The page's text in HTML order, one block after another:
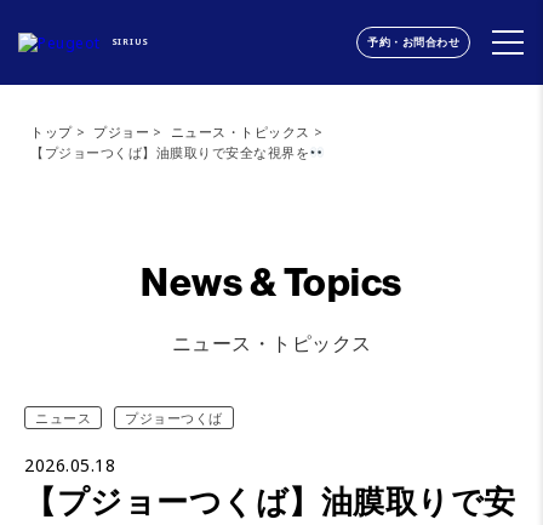
SIRIUS 予約・お問合わせ
トップ プジョー
ニュース・トピックス
【プジョーつくば】油膜取りで安全な視界を
News & Topics
ニュース・トピックス
ニュース プジョーつくば
2026.05.18
【プジョーつくば】油膜取りで安